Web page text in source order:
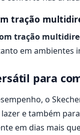
tração
tração
em ambientes
para
o
lazer e também
em dias mais